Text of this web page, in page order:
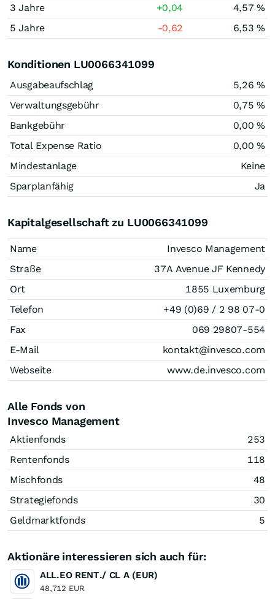
3 Jahre
+0,04
4,57 %
5 Jahre
-0,62 6,53 %
Konditionen LU0066341099
Ausgabeaufschlag
5,26 %
Verwaltungsgebühr
0,75 %
Bankgebühr
0,00 %
Total Expense Ratio
0,00 %
Mindestanlage
Keine
Sparplanfähig
Ja
Kapitalgesellschaft zu LU0066341099
Name
Invesco Management
Straße
37A Avenue JF Kennedy
Ort
1855 Luxemburg
Telefon
+49 (0)69 / 2 98 07-0
Fax
069 29807-554
E-Mail
kontakt@invesco.com
Webseite
www.de.invesco.com
Alle Fonds von
Invesco Management
Aktienfonds
253
Rentenfonds
118
Mischfonds
48
Strategiefonds
30
Geldmarktfonds
5
Aktionäre interessieren sich auch für:
ALL.EO RENT./ CL A (EUR)
48,712 EUR